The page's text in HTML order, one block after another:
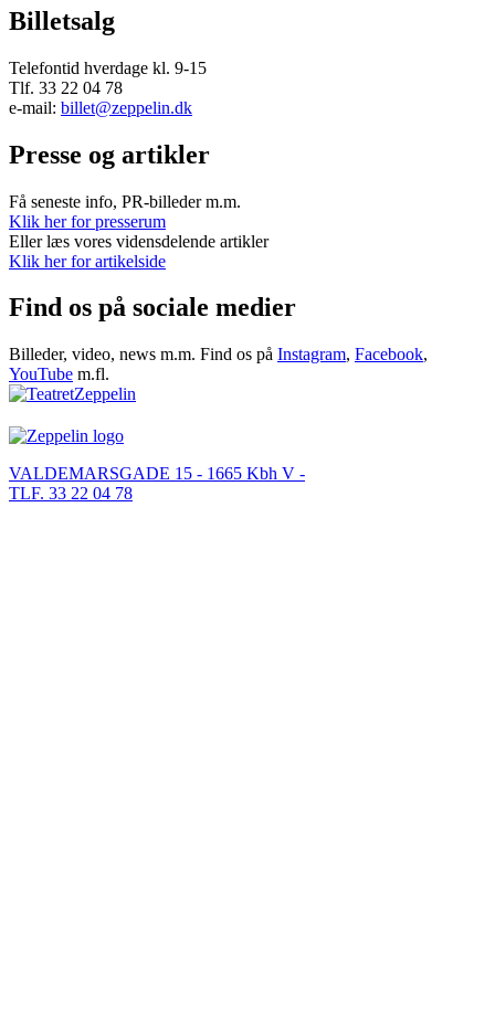
Billetsalg
Telefontid hverdage kl. 9-15
Tlf. 33 22 04 78
e-mail: billet@zeppelin.dk
Presse og artikler
Få seneste info, PR-billeder m.m.
Klik her for presserum
Eller læs vores vidensdelende artikler
Klik her for artikelside
Find os på sociale medier
Billeder, video, news m.m. Find os på Instagram, Facebook,
YouTube m.fl.
VALDEMARSGADE 15 - 1665 Kbh V -
TLF. 33 22 04 78